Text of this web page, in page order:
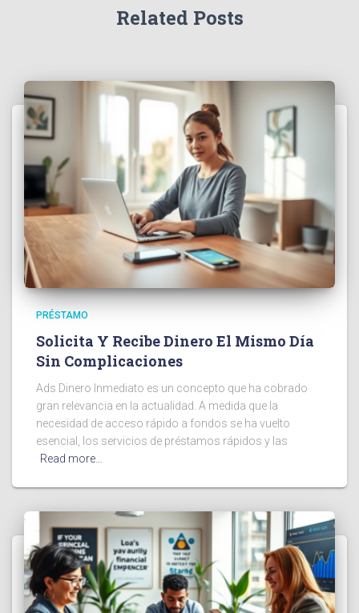
Related Posts
PRÉSTAMO
Solicita Y Recibe Dinero El Mismo Día
Sin Complicaciones
Ads Dinero Inmediato es un concepto que ha cobrado
gran relevancia en la actualidad. A medida que la
necesidad de acceso rápido a fondos se ha vuelto
esencial, los servicios de préstamos rápidos y las
Read more…